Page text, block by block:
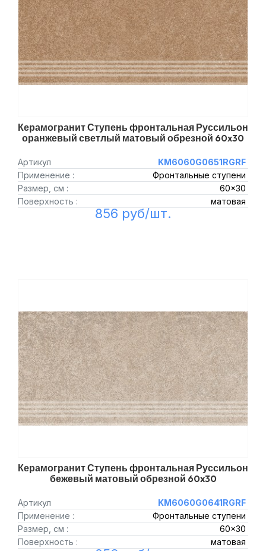
Керамогранит Ступень фронтальная Руссильон
оранжевый светлый матовый обрезной 60x30
Артикул
KM6060G0651RGRF
Применение :
Фронтальные ступени
Размер, см :
60x30
Поверхность :
матовая
856 руб/шт.
Керамогранит Ступень фронтальная Руссильон
бежевый матовый обрезной 60x30
Артикул
KM6060G0641RGRF
Применение :
Фронтальные ступени
Размер, см :
60x30
Поверхность :
матовая